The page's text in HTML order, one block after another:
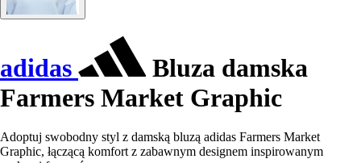
adidas
Bluza damska
Farmers Market Graphic
Adoptuj swobodny styl z damską bluzą adidas Farmers Market
Graphic, łączącą komfort z zabawnym designem inspirowanym